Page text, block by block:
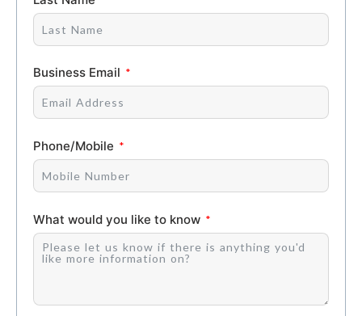
Business Email
Phone/Mobile
What would you like to know